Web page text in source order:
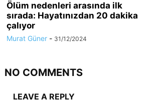
Ölüm nedenleri arasında ilk
sırada: Hayatınızdan 20 dakika
çalıyor
Murat Güner - 31/12/2024
NO COMMENTS
LEAVE A REPLY